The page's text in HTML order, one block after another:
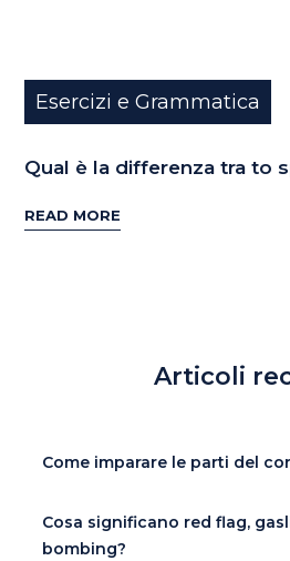
Esercizi e Grammatica
Qual è la differenza tra to
READ MORE
Articoli
Come imparare le parti del
Cosa significano red flag,
bombing?